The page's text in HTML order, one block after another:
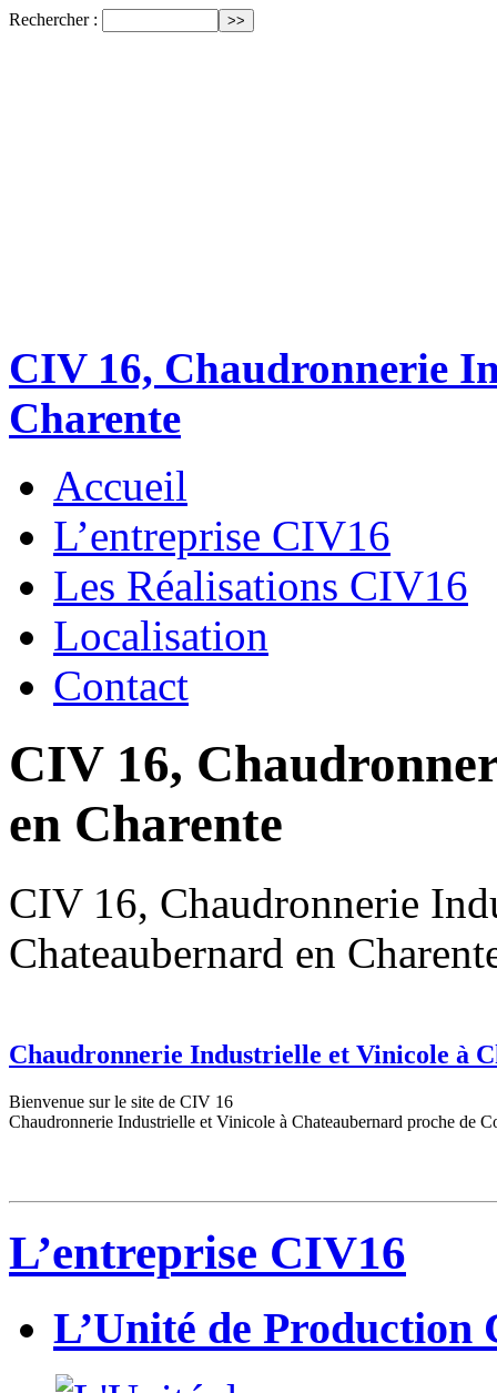
Rechercher :
CIV 16, Chaudronnerie
Charente
Accueil
L’entreprise CIV16
Les Réalisations CIV16
Localisation
Contact
CIV 16,
en Charente
CIV 16, Chaudronnerie
Chateaubernard en
Chaudronnerie Industrielle et Vinicole à
Bienvenue sur le site de CIV 16
Chaudronnerie Industrielle et Vinicole à Chateaubernard proche de
L’entreprise CIV16
L’Unité de Production